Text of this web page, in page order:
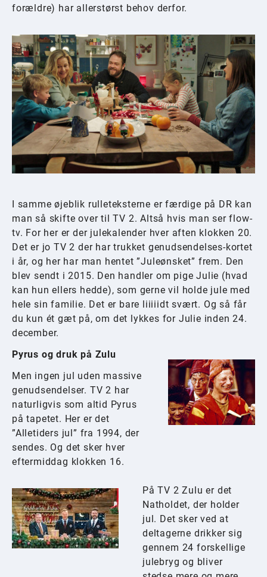
forældre) har allerstørst behov derfor.
I samme øjeblik rulleteksterne er færdige på DR kan
man så skifte over til TV 2. Altså hvis man ser flow-
tv. For her er der julekalender hver aften klokken 20.
Det er jo TV 2 der har trukket genudsendelses-kortet
i år, og her har man hentet ”Juleønsket” frem. Den
blev sendt i 2015. Den handler om pige Julie (hvad
kan hun ellers hedde), som gerne vil holde jule med
hele sin familie. Det er bare liiiiidt svært. Og så får
du kun ét gæt på, om det lykkes for Julie inden 24.
december.
Pyrus og druk på Zulu
Men ingen jul uden massive
genudsendelser. TV 2 har
naturligvis som altid Pyrus
på tapetet. Her er det
”Alletiders jul” fra 1994, der
sendes. Og det sker hver
eftermiddag klokken 16.
På TV 2 Zulu er det
Natholdet, der holder
jul. Det sker ved at
deltagerne drikker sig
gennem 24 forskellige
julebryg og bliver